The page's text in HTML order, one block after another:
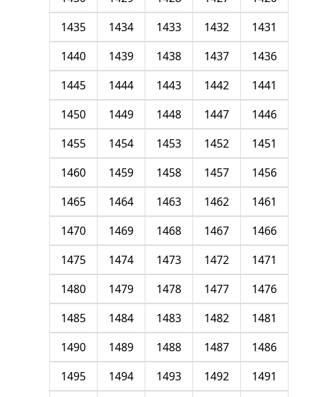
1431
1432
1433
1434
1435
1436
1437
1438
1439
1440
1441
1442
1443
1444
1445
1446
1447
1448
1449
1450
1451
1452
1453
1454
1455
1456
1457
1458
1459
1460
1461
1462
1463
1464
1465
1466
1467
1468
1469
1470
1471
1472
1473
1474
1475
1476
1477
1478
1479
1480
1481
1482
1483
1484
1485
1486
1487
1488
1489
1490
1491
1492
1493
1494
1495